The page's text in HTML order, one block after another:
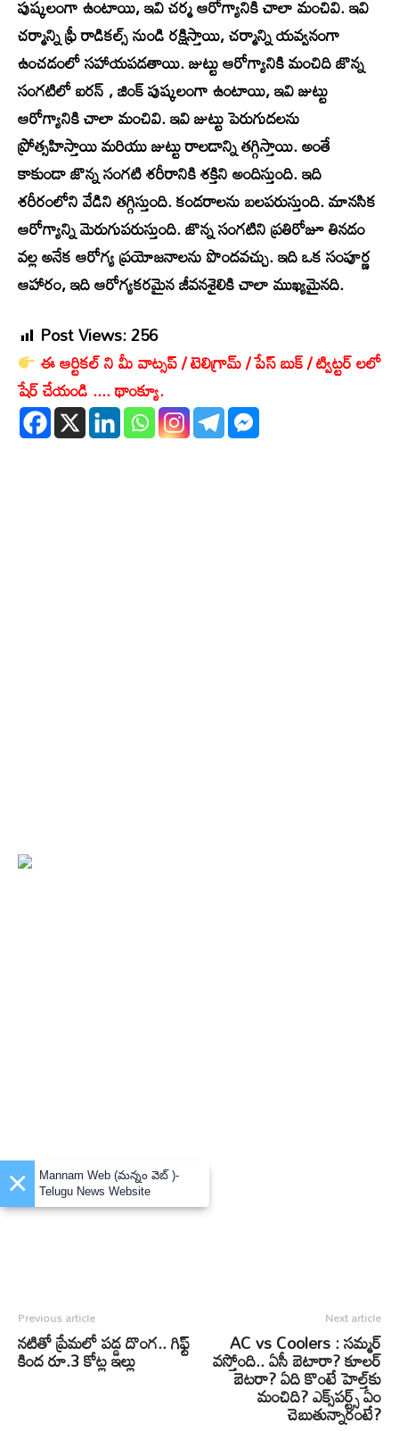
పుష్కలంగా ఉంటాయి, ఇవి చర్మ ఆరోగ్యానికి చాలా మంచివి. ఇవి
చర్మాన్ని ఫ్రీ రాడికల్స్ నుండి రక్షిస్తాయి, చర్మాన్ని యవ్వనంగా
ఉంచడంలో సహాయపడతాయి. జుట్టు ఆరోగ్యానికి మంచిది జొన్న
సంగటిలో ఐరన్ , జింక్ పుష్కలంగా ఉంటాయి, ఇవి జుట్టు
ఆరోగ్యానికి చాలా మంచివి. ఇవి జుట్టు పెరుగుదలను
ప్రోత్సహిస్తాయి మరియు జుట్టు రాలడాన్ని తగ్గిస్తాయి. అంతే
కాకుండా జొన్న సంగటి శరీరానికి శక్తిని అందిస్తుంది. ఇది
శరీరంలోని వేడిని తగ్గిస్తుంది. కండరాలను బలపరుస్తుంది. మానసిక
ఆరోగ్యాన్ని మెరుగుపరుస్తుంది. జొన్న సంగటిని ప్రతిరోజూ తినడం
వల్ల అనేక ఆరోగ్య ప్రయోజనాలను పొందవచ్చు. ఇది ఒక సంపూర్ణ
ఆహారం, ఇది ఆరోగ్యకరమైన జీవనశైలికి చాలా ముఖ్యమైనది.
Post Views:256
ఈ ఆర్టికల్ ని మీ వాట్సప్ / టెలిగ్రామ్ / పేస్ బుక్ / ట్విట్టర్ లలో
షేర్ చేయండి .... థాంక్యూ.
Previous article
నటితో ప్రేమలో పడ్డ దొంగ.. గిఫ్ట్‌
కింద రూ.3 కోట్ల ఇల్లు
Next article
AC vs Coolers : సమ్మర్
వస్తోంది.. ఏసీ బెటారా? కూలర్
బెటరా? ఏది కొంటే హెల్త్‌కు
మంచిది? ఎక్స్‌పర్ట్స్ ఏం
చెబుతున్నారంటే?
×
Mannam Web (మన్నం వెబ్ )-
Telugu News Website